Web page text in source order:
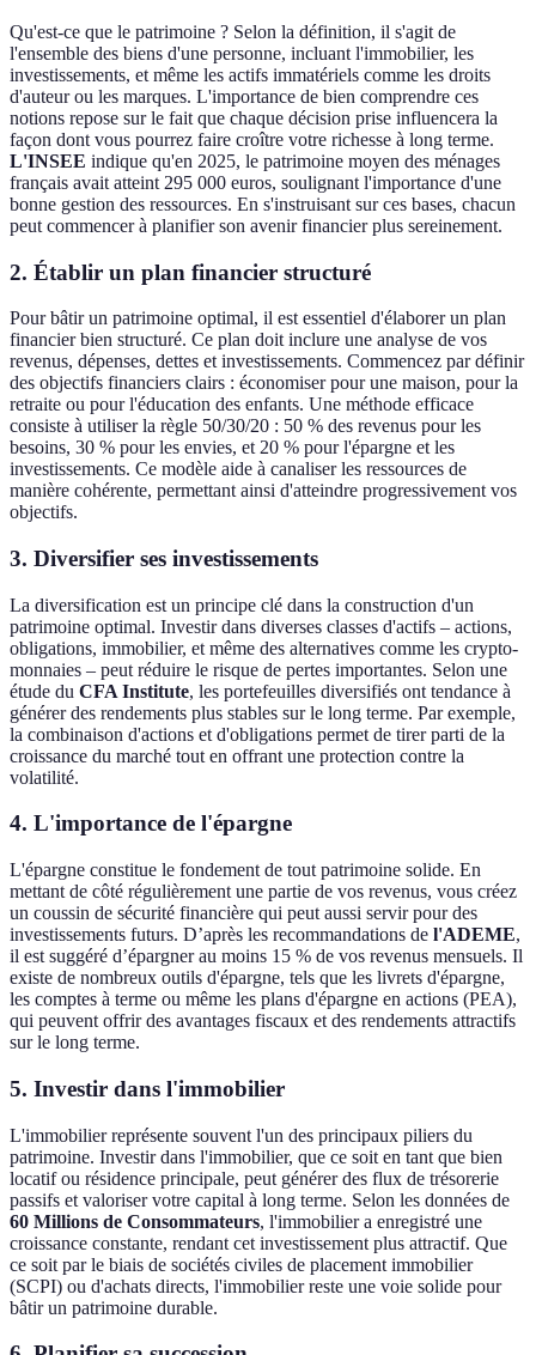
Qu'est-ce que le patrimoine ? Selon la définition, il s'agit de
l'ensemble des biens d'une personne, incluant l'immobilier, les
investissements, et même les actifs immatériels comme les droits
d'auteur ou les marques. L'importance de bien comprendre ces
notions repose sur le fait que chaque décision prise influencera la
façon dont vous pourrez faire croître votre richesse à long terme.
L'INSEE indique qu'en 2025, le patrimoine moyen des ménages
français avait atteint 295 000 euros, soulignant l'importance d'une
bonne gestion des ressources. En s'instruisant sur ces bases, chacun
peut commencer à planifier son avenir financier plus sereinement.
2. Établir un plan financier structuré
Pour bâtir un patrimoine optimal, il est essentiel d'élaborer un plan
financier bien structuré. Ce plan doit inclure une analyse de vos
revenus, dépenses, dettes et investissements. Commencez par définir
des objectifs financiers clairs : économiser pour une maison, pour la
retraite ou pour l'éducation des enfants. Une méthode efficace
consiste à utiliser la règle 50/30/20 : 50 % des revenus pour les
besoins, 30 % pour les envies, et 20 % pour l'épargne et les
investissements. Ce modèle aide à canaliser les ressources de
manière cohérente, permettant ainsi d'atteindre progressivement vos
objectifs.
3. Diversifier ses investissements
La diversification est un principe clé dans la construction d'un
patrimoine optimal. Investir dans diverses classes d'actifs – actions,
obligations, immobilier, et même des alternatives comme les crypto-
monnaies – peut réduire le risque de pertes importantes. Selon une
étude du CFA Institute, les portefeuilles diversifiés ont tendance à
générer des rendements plus stables sur le long terme. Par exemple,
la combinaison d'actions et d'obligations permet de tirer parti de la
croissance du marché tout en offrant une protection contre la
volatilité.
4. L'importance de l'épargne
L'épargne constitue le fondement de tout patrimoine solide. En
mettant de côté régulièrement une partie de vos revenus, vous créez
un coussin de sécurité financière qui peut aussi servir pour des
investissements futurs. D’après les recommandations de l'ADEME,
il est suggéré d’épargner au moins 15 % de vos revenus mensuels. Il
existe de nombreux outils d'épargne, tels que les livrets d'épargne,
les comptes à terme ou même les plans d'épargne en actions (PEA),
qui peuvent offrir des avantages fiscaux et des rendements attractifs
sur le long terme.
5. Investir dans l'immobilier
L'immobilier représente souvent l'un des principaux piliers du
patrimoine. Investir dans l'immobilier, que ce soit en tant que bien
locatif ou résidence principale, peut générer des flux de trésorerie
passifs et valoriser votre capital à long terme. Selon les données de
60 Millions de Consommateurs, l'immobilier a enregistré une
croissance constante, rendant cet investissement plus attractif. Que
ce soit par le biais de sociétés civiles de placement immobilier
(SCPI) ou d'achats directs, l'immobilier reste une voie solide pour
bâtir un patrimoine durable.